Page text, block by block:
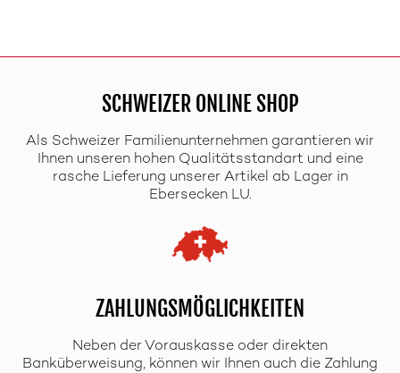
SCHWEIZER ONLINE SHOP
Als Schweizer Familienunternehmen garantieren wir
Ihnen unseren hohen Qualitätsstandart und eine
rasche Lieferung unserer Artikel ab Lager in
Ebersecken LU.
ZAHLUNGSMÖGLICHKEITEN
Neben der Vorauskasse oder direkten
Banküberweisung, können wir Ihnen auch die Zahlung